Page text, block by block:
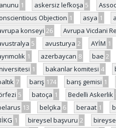
1 askersiz lefkoşa 5
Objection 1 asya 1
konseyi 26 Avrupa Vicdani
5 avusturya 2 AYİM 1
1 azerbaycan 8 bae 2
1 bakanlar komitesi 4
7 barış 174 barış gemisi 1
5 batoça 1 Bedelli Askerlik
13 belçika 6 beraat 1
1 bireysel başvuru 2